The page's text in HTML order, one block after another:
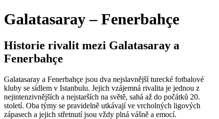
Galatasaray – Fenerbahçe
Historie rivalit mezi Galatasaray a
Fenerbahçe
Galatasaray a Fenerbahçe jsou dva nejslavnější turecké fotbalové
kluby se sídlem v Istanbulu. Jejich vzájemná rivalita je jednou z
nejintenzivnějších a nejstarších na světě, sahá až do počátků 20.
století. Oba týmy se pravidelně utkávají ve vrcholných ligových
zápasech a jejich střetnutí jsou vždy plná vášně a emocí.